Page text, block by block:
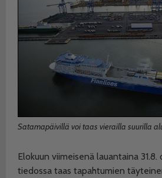
Satamapäivillä voi taas vierailla suurilla
Elokuun viimeisenä lauantaina 31.8.
tiedossa taas tapahtumien